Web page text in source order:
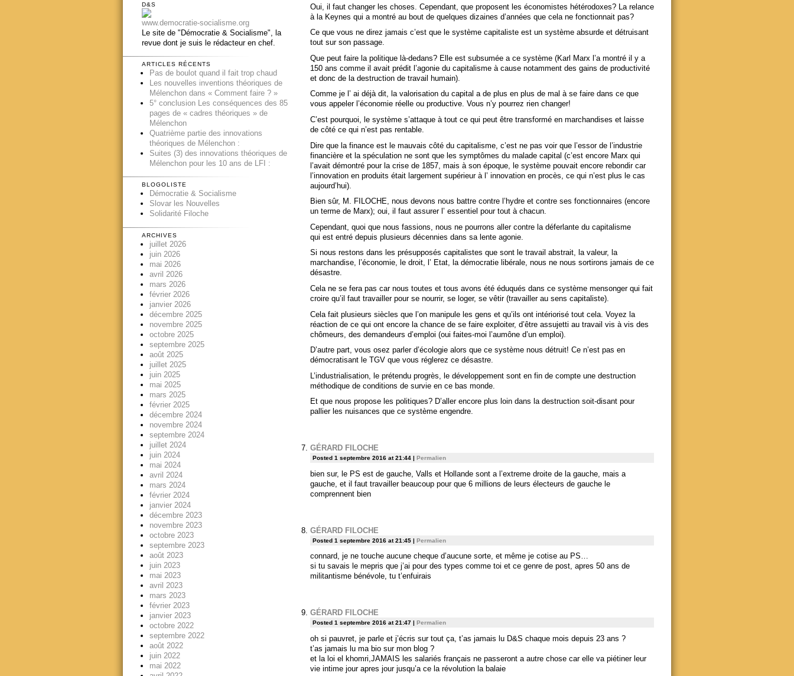
Oui, il faut changer les choses. Cependant, que proposent les économistes hétérodoxes? La relance
à la Keynes qui a montré au bout de quelques dizaines d’années que cela ne fonctionnait pas?
Ce que vous ne direz jamais c’est que le système capitaliste est un système absurde et détruisant
tout sur son passage.
Que peut faire la politique là-dedans? Elle est subsumée a ce système (Karl Marx l’a montré il y a
150 ans comme il avait prédit l’agonie du capitalisme à cause notamment des gains de productivité
et donc de la destruction de travail humain).
Comme je l’ ai déjà dit, la valorisation du capital a de plus en plus de mal à se faire dans ce que
vous appeler l’économie réelle ou productive. Vous n’y pourrez rien changer!
C’est pourquoi, le système s’attaque à tout ce qui peut être transformé en marchandises et laisse
de côté ce qui n’est pas rentable.
Dire que la finance est le mauvais côté du capitalisme, c’est ne pas voir que l’essor de l’industrie
financière et la spéculation ne sont que les symptômes du malade capital (c’est encore Marx qui
l’avait démontré pour la crise de 1857, mais à son époque, le système pouvait encore rebondir car
l’innovation en produits était largement supérieur à l’ innovation en procès, ce qui n’est plus le cas
aujourd’hui).
Bien sûr, M. FILOCHE, nous devons nous battre contre l’hydre et contre ses fonctionnaires (encore
un terme de Marx); oui, il faut assurer l’ essentiel pour tout à chacun.
Cependant, quoi que nous fassions, nous ne pourrons aller contre la déferlante du capitalisme
qui est entré depuis plusieurs décennies dans sa lente agonie.
Si nous restons dans les présupposés capitalistes que sont le travail abstrait, la valeur, la
marchandise, l’économie, le droit, l’ Etat, la démocratie libérale, nous ne nous sortirons jamais de ce
désastre.
Cela ne se fera pas car nous toutes et tous avons été éduqués dans ce système mensonger qui fait
croire qu’il faut travailler pour se nourrir, se loger, se vêtir (travailler au sens capitaliste).
Cela fait plusieurs siècles que l’on manipule les gens et qu’ils ont intériorisé tout cela. Voyez la
réaction de ce qui ont encore la chance de se faire exploiter, d’être assujetti au travail vis à vis des
chômeurs, des demandeurs d’emploi (oui faites-moi l’aumône d’un emploi).
D’autre part, vous osez parler d’écologie alors que ce système nous détruit! Ce n’est pas en
démocratisant le TGV que vous réglerez ce désastre.
L’industrialisation, le prétendu progrès, le développement sont en fin de compte une destruction
méthodique de conditions de survie en ce bas monde.
Et que nous propose les politiques? D’aller encore plus loin dans la destruction soit-disant pour
pallier les nuisances que ce système engendre.
GÉRARD FILOCHE
Posted 1 septembre 2016 at 21:44 | Permalien
bien sur, le PS est de gauche, Valls et Hollande sont a l’extreme droite de la gauche, mais a
gauche, et il faut travailler beaucoup pour que 6 millions de leurs électeurs de gauche le
comprennent bien
GÉRARD FILOCHE
Posted 1 septembre 2016 at 21:45 | Permalien
connard, je ne touche aucune cheque d’aucune sorte, et même je cotise au PS…
si tu savais le mepris que j’ai pour des types comme toi et ce genre de post, apres 50 ans de
militantisme bénévole, tu t’enfuirais
GÉRARD FILOCHE
Posted 1 septembre 2016 at 21:47 | Permalien
oh si pauvret, je parle et j’écris sur tout ça, t’as jamais lu D&S chaque mois depuis 23 ans ?
t’as jamais lu ma bio sur mon blog ?
et la loi el khomri,JAMAIS les salariés français ne passeront a autre chose car elle va piétiner leur
vie intime jour apres jour jusqu’a ce la révolution la balaie
D&S
www.democratie-socialisme.org
Le site de "Démocratie & Socialisme", la
revue dont je suis le rédacteur en chef.
ARTICLES RÉCENTS
Pas de boulot quand il fait trop chaud
Les nouvelles inventions théoriques de
Mélenchon dans « Comment faire ? »
5° conclusion Les conséquences des 85
pages de « cadres théoriques » de
Mélenchon
Quatrième partie des innovations
théoriques de Mélenchon :
Suites (3) des innovations théoriques de
Mélenchon pour les 10 ans de LFI :
BLOGOLISTE
Démocratie & Socialisme
Slovar les Nouvelles
Solidarité Filoche
ARCHIVES
juillet 2026
juin 2026
mai 2026
avril 2026
mars 2026
février 2026
janvier 2026
décembre 2025
novembre 2025
octobre 2025
septembre 2025
août 2025
juillet 2025
juin 2025
mai 2025
mars 2025
février 2025
décembre 2024
novembre 2024
septembre 2024
juillet 2024
juin 2024
mai 2024
avril 2024
mars 2024
février 2024
janvier 2024
décembre 2023
novembre 2023
octobre 2023
septembre 2023
août 2023
juin 2023
mai 2023
avril 2023
mars 2023
février 2023
janvier 2023
octobre 2022
septembre 2022
août 2022
juin 2022
mai 2022